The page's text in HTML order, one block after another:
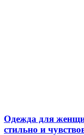
Одежда для
стильно и